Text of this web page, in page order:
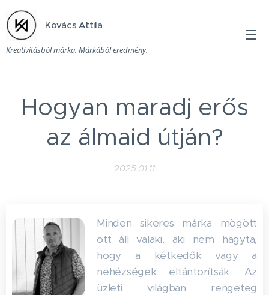
Kovács Attila
Kreativitásból márka. Márkából eredmény.
Hogyan maradj erős
az álmaid útján?
2025.01.11
Minden sikeres márka mögött
ott áll valaki, aki nem hagyta,
hogy a kétkedők vagy a
nehézségek eltántorítsák. Az
üzleti világban rengeteg